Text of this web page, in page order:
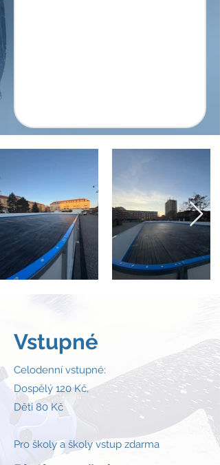
Vstupné
Celodenní vstupné:
Dospělý 120 Kč,
Děti 80 Kč
Pro školy a školy vstup zdarma